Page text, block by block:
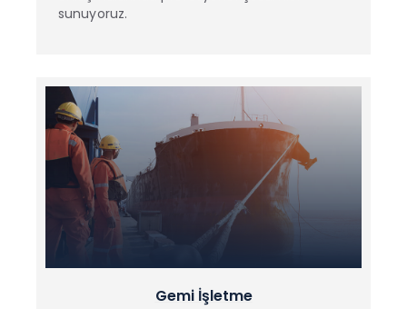
sunuyoruz.
Gemi İşletme